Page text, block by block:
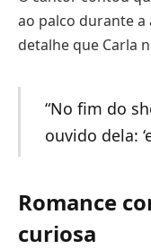
ao palco durante a
detalhe que Carla
“No fim do
ouvido dela:
Romance
curiosa